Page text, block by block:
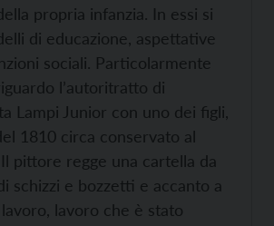
propria infanzia. In essi si
di educazione, aspettative
sociali. Particolarmente
l’autoritratto di
Lampi Junior con uno dei figli,
1810 circa conservato al
pittore regge una cartella da
schizzi e bozzetti e accanto a
lavoro che è stato